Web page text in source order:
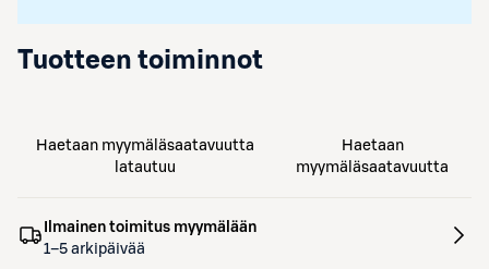
Tuotteen toiminnot
Haetaan myymäläsaatavuutta
latautuu
Haetaan
myymäläsaatavuutta
Ilmainen toimitus myymälään
1–5 arkipäivää